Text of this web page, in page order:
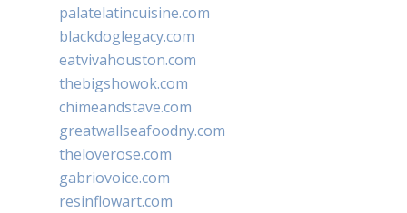
palatelatincuisine.com
blackdoglegacy.com
eatvivahouston.com
thebigshowok.com
chimeandstave.com
greatwallseafoodny.com
theloverose.com
gabriovoice.com
resinflowart.com